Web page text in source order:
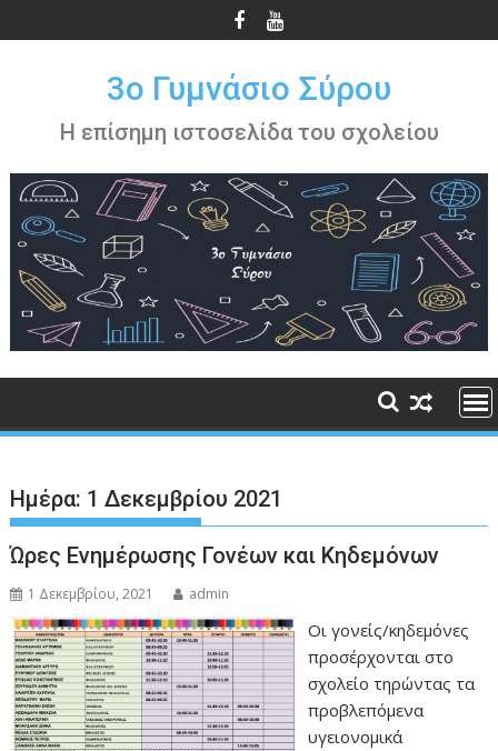
στο
3ο Γυμνάσιο Σύρου
Η επίσημη ιστοσελίδα του σχολείου
Ημέρα: 1 Δεκεμβρίου 2021
Ώρες Ενημέρωσης Γονέων και Κηδεμόνων
1 Δεκεμβρίου, 2021 admin
Οι γονείς/κηδεμόνες
προσέρχονται στο
σχολείο τηρώντας τα
προβλεπόμενα
υγειονομικά